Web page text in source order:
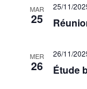
MAR
25
25/11/
MER
26 Étude
26/11/